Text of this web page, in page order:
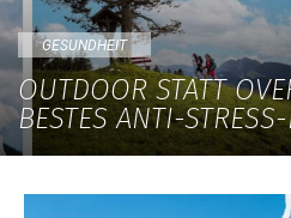
GESUNDHEIT
OUTDOOR STATT
BESTES ANTI-